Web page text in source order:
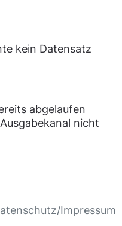
kein Datensatz
abgelaufen
nicht
Impressum